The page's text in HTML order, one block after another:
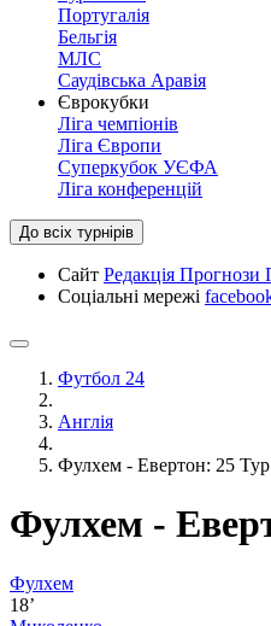
Португалія
Бельгія
МЛС
Саудівська Аравія
Єврокубки
Ліга чемпіонів
Ліга Європи
Суперкубок УЄФА
Ліга конференцій
До всіх турнірів
Сайт Редакція Прогнози
Соціальні мережі
Футбол 24
Англія
Фулхем - Евертон: 25 Тур
Фулхем -
Фулхем
18’